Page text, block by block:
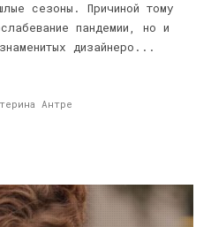
сезоны. Причиной тому
пандемии, но и
дизайнеро...
Антре